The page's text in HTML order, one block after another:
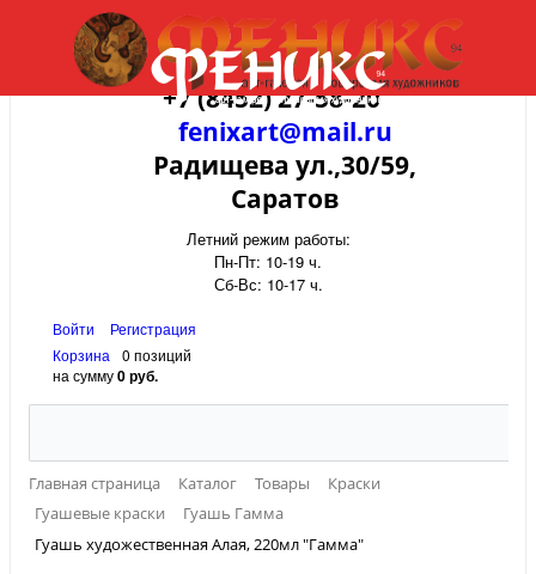
+7 (8452) 27-58-20
fenixart@mail.ru
Радищева ул.,30/59,
Саратов
Летний режим работы:
Пн-Пт: 10-19 ч.
Сб-Вс: 10-17 ч.
Войти
Регистрация
Корзина
0 позиций
на сумму0 руб.
Главная страница Каталог Товары
Краски
Гуашевые краски
Гуашь Гамма
Гуашь художественная Алая, 220мл "Гамма"